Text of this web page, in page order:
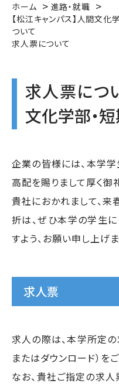
ホーム
進路・就職
【松江キャンパス】人間文
ついて
求人票について
求人票につ
文化学部・短
企業の皆様には、本学
高配を賜りまして厚く御
貴社におかれまして、
折は、ぜひ本学の学生
すよう、お願い申し上げま
求人票
求人の際は、本学所定の
またはダウンロード）を
なお、貴社ご指定の求